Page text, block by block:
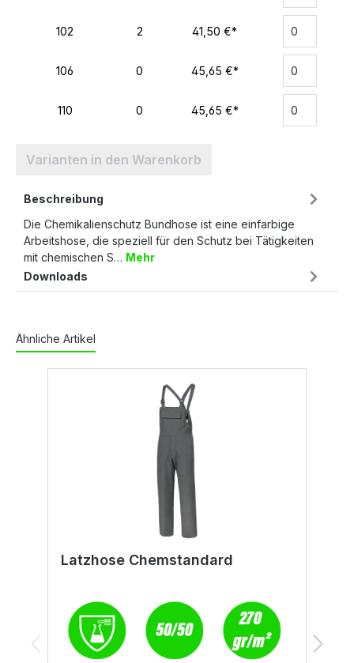
102 2 41,50 €*
106 0 45,65 €*
110 0 45,65 €*
Varianten in den Warenkorb
Beschreibung
Die Chemikalienschutz Bundhose ist eine einfarbige
Arbeitshose, die speziell für den Schutz bei Tätigkeiten
mit chemischen S… Mehr
Downloads
Ähnliche Artikel
Latzhose Chemstandard